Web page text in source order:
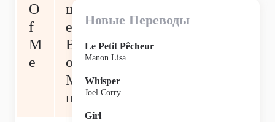
O
f
M
e
ш
ее
В
о
М
не
Новые Переводы
Le Petit Pêcheur
Manon Lisa
Whisper
Joel Corry
Girl